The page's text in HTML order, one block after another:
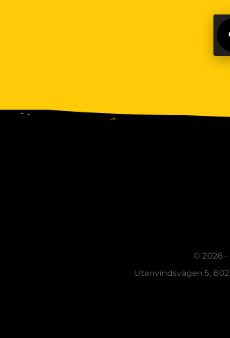
© 2026 -
Utanvindsvägen 5,